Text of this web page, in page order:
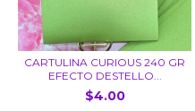
CARTULINA CURIOUS 240 GR
EFECTO DESTELLO...
$4.00